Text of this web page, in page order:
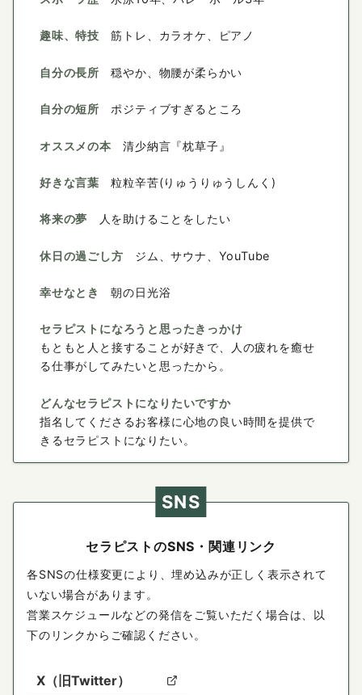
趣味、特技 筋トレ、カラオケ、ピアノ
自分の長所 穏やか、物腰が柔らかい
自分の短所 ポジティブすぎるところ
オススメの本 清少納言『枕草子』
好きな言葉 粒粒辛苦(りゅうりゅうしんく)
将来の夢 人を助けることをしたい
休日の過ごし方 ジム、サウナ、YouTube
幸せなとき 朝の日光浴
セラピストになろうと思ったきっかけ
もともと人と接することが好きで、人の疲れを癒せ
る仕事がしてみたいと思ったから。
どんなセラピストになりたいですか
指名してくださるお客様に心地の良い時間を提供で
きるセラピストになりたい。
SNS
セラピストのSNS・関連リンク
各SNSの仕様変更により、埋め込みが正しく表示されて
いない場合があります。
営業スケジュールなどの発信をご覧いただく場合は、以
下のリンクからご確認ください。
X（旧Twitter）